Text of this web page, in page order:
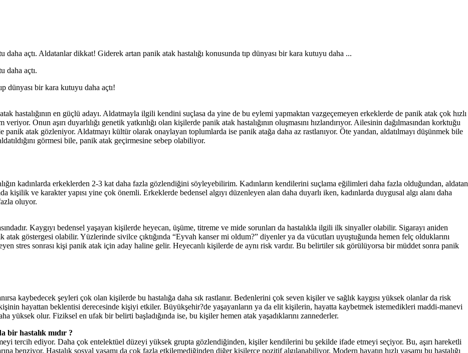
daha açtı. Aldatanlar dikkat! Giderek artan panik atak hastalığı konusunda tıp dünyası bir kara kutuyu daha ...
daha açtı.
dünyası bir kara kutuyu daha açtı!
hastalığının en güçlü adayı. Aldatmayla ilgili kendini suçlasa da yine de bu eylemi yapmaktan vazgeçemeyen erkeklerde de panik atak çok hızlı
Onun aşırı duyarlılığı genetik yatkınlığı olan kişilerde panik atak hastalığının oluşmasını hızlandırıyor. Ailesinin dağılmasından korktuğu
panik atak gözleniyor. Aldatmayı kültür olarak onaylayan toplumlarda ise panik atağa daha az rastlanıyor. Öte yandan, aldatılmayı düşünmek bile
görmesi bile, panik atak geçirmesine sebep olabiliyor.
kadınlarda erkeklerden 2-3 kat daha fazla gözlendiğini söyleyebilirim. Kadınların kendilerini suçlama eğilimleri daha fazla olduğundan, aldatan
kişilik ve karakter yapısı yine çok önemli. Erkeklerde bedensel algıyı düzenleyen alan daha duyarlı iken, kadınlarda duygusal algı alanı daha
oluyor.
Kaygıyı bedensel yaşayan kişilerde heyecan, üşüme, titreme ve mide sorunları da hastalıkla ilgili ilk sinyaller olabilir. Sigarayı aniden
atak göstergesi olabilir. Yüzlerinde sivilce çıktığında “Eyvah kanser mi oldum?” diyenler ya da vücutları uyuştuğunda hemen felç olduklarını
stres sonrası kişi panik atak için aday haline gelir. Heyecanlı kişilerde de aynı risk vardır. Bu belirtiler sık görülüyorsa bir müddet sonra panik
kaybedecek şeyleri çok olan kişilerde bu hastalığa daha sık rastlanır. Bedenlerini çok seven kişiler ve sağlık kaygısı yüksek olanlar da risk
hayattan beklentisi derecesinde kişiyi etkiler. Büyükşehir?de yaşayanların ya da elit kişilerin, hayatta kaybetmek istemedikleri maddi-manevi
yüksek olur. Fiziksel en ufak bir belirti başladığında ise, bu kişiler hemen atak yaşadıklarını zannederler.
bir hastalık mıdır ?
tercih ediyor. Daha çok entelektüel düzeyi yüksek grupta gözlendiğinden, kişiler kendilerini bu şekilde ifade etmeyi seçiyor. Bu, aşırı hareketli
benziyor. Hastalık sosyal yaşamı da çok fazla etkilemediğinden diğer kişilerce pozitif algılanabiliyor. Modern hayatın hızlı yaşamı bu hastalığı